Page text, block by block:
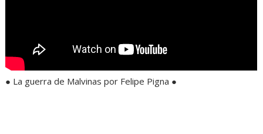
● La guerra de Malvinas por Felipe Pigna ●